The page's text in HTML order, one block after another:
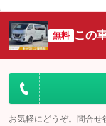
無料 この
お気軽にどうぞ。問合